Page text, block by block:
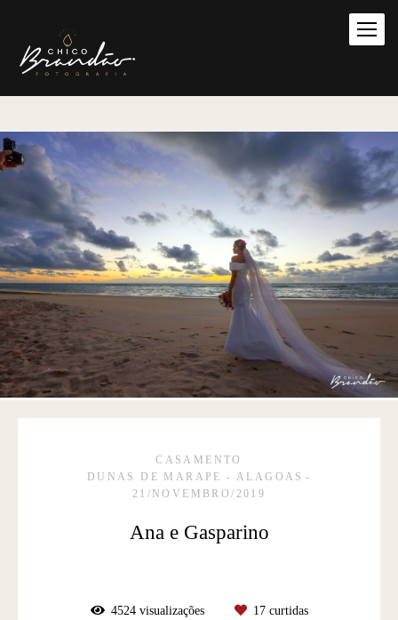
CASAMENTO
DUNAS DE MARAPE - ALAGOAS
21/NOVEMBRO/2019
Ana e Gasparino
4524visualizações 17curtidas